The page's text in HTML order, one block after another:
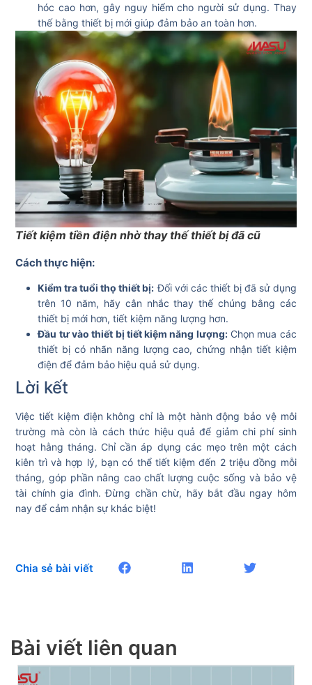
hóc cao hơn, gây nguy hiểm cho người sử dụng. Thay
thế bằng thiết bị mới giúp đảm bảo an toàn hơn.
Tiết kiệm tiền điện nhờ thay thế thiết bị đã cũ
Cách thực hiện:
Kiểm tra tuổi thọ thiết bị: Đối với các thiết bị đã sử dụng
trên 10 năm, hãy cân nhắc thay thế chúng bằng các
thiết bị mới hơn, tiết kiệm năng lượng hơn.
Đầu tư vào thiết bị tiết kiệm năng lượng:Chọn mua các
thiết bị có nhãn năng lượng cao, chứng nhận tiết kiệm
điện để đảm bảo hiệu quả sử dụng.
Lời kết
Việc tiết kiệm điện không chỉ là một hành động bảo vệ môi
trường mà còn là cách thức hiệu quả để giảm chi phí sinh
hoạt hằng tháng. Chỉ cần áp dụng các mẹo trên một cách
kiên trì và hợp lý, bạn có thể tiết kiệm đến 2 triệu đồng mỗi
tháng, góp phần nâng cao chất lượng cuộc sống và bảo vệ
tài chính gia đình. Đừng chần chừ, hãy bắt đầu ngay hôm
nay để cảm nhận sự khác biệt!
Chia sẻ bài viết
Bài viết liên quan